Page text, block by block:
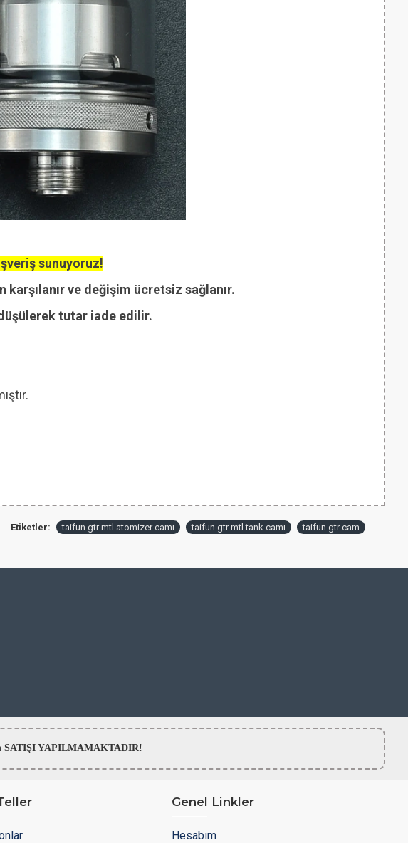
sunuyoruz!
karşılanır ve değişim ücretsiz sağlanır.
tutar iade edilir.
Etiketler: taifun gtr mtl atomizer camı taifun gtr mtl tank camı taifun gtr cam
SATIŞI YAPILMAMAKTADIR!
Genel Linkler
Hesabım